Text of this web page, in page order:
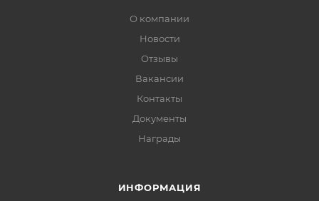
О компании
Новости
Отзывы
Вакансии
Контакты
Документы
Награды
ИНФОРМАЦИЯ